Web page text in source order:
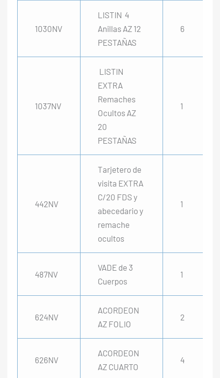
1030NV
LISTIN 4
Anillas AZ 12
PESTAÑAS
6
1037NV
LISTIN
EXTRA
Remaches
Ocultos AZ
20
PESTAÑAS
1
442NV
Tarjetero de
visita EXTRA
C/20 FDS y
abecedario y
remache
ocultos
1
487NV
VADE de 3
Cuerpos
1
624NV
ACORDEON
AZ FOLIO
2
626NV
ACORDEON
AZ CUARTO
4